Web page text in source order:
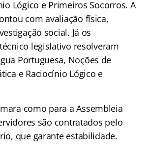
Lógico e Primeiros Socorros. A
com avaliação física,
social. Já os
legislativo resolveram
Portuguesa, Noções de
e Raciocínio Lógico e
como para a Assembleia
são contratados pelo
que garante estabilidade.